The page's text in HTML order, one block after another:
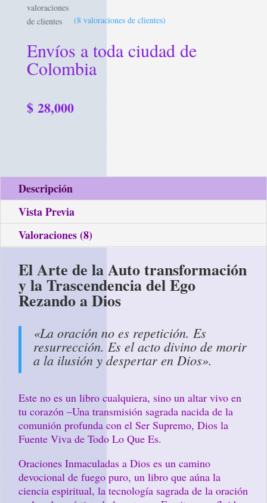
valoraciones
de clientes
(8 valoraciones de clientes)
Envíos a toda ciudad de
Colombia
$28,000
Descripción
Vista Previa
Valoraciones (8)
El Arte de la Auto transformación
y la Trascendencia del Ego
Rezando a Dios
«La oración no es repetición. Es
resurrección. Es el acto divino de morir
a la ilusión y despertar en Dios».
Este no es un libro cualquiera, sino un altar vivo en
tu corazón –Una transmisión sagrada nacida de la
comunión profunda con el Ser Supremo, Dios la
Fuente Viva de Todo Lo Que Es.
Oraciones Inmaculadas a Dios es un camino
devocional de fuego puro, un libro que aúna la
ciencia espiritual, la tecnología sagrada de la oración